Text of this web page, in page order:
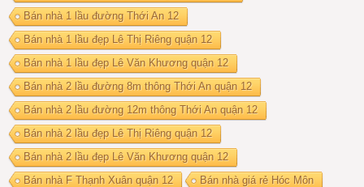
Bán nhà 1 lầu đường Thới An 12
Bán nhà 1 lầu đẹp Lê Thị Riêng quận 12
Bán nhà 1 lầu đẹp Lê Văn Khương quận 12
Bán nhà 2 lầu đường 8m thông Thới An quận 12
Bán nhà 2 lầu đường 12m thông Thới An quận 12
Bán nhà 2 lầu đẹp Lê Thị Riêng quận 12
Bán nhà 2 lầu đẹp Lê Văn Khương quận 12
Bán nhà F Thạnh Xuân quận 12
Bán nhà giá rẻ Hóc Môn